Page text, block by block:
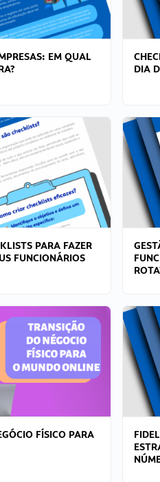
EM QUAL
DIA
PARA FAZER
FUNCIONÁRIOS
FÍSICO PARA